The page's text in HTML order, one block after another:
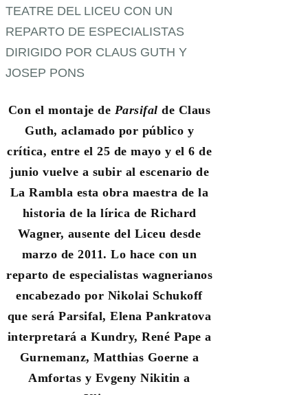
Con el montaje de Parsifal de Claus
Guth, aclamado por público y
crítica, entre el 25 de mayo y el 6 de
juniovuelve a subir al escenario de
La Rambla esta obra maestra de la
historia de la lírica de Richard
Wagner, ausente del Liceu desde
marzo de 2011. Lo hace con un
reparto de especialistas wagnerianos
encabezado por Nikolai Schukoff
que será Parsifal, Elena Pankratova
interpretará a Kundry, René Pape a
Gurnemanz, Matthias Goerne a
Amfortas y Evgeny Nikitin a